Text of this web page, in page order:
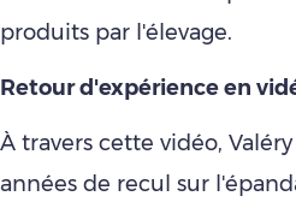
produits par l'élevage.
Retour d'expérience en
À travers cette vidéo,
années de recul sur